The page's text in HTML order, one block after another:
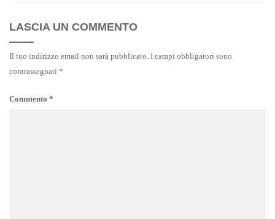
LASCIA UN COMMENTO
Il tuo indirizzo email non sarà pubblicato. I campi obbligatori sono
contrassegnati *
Commento *